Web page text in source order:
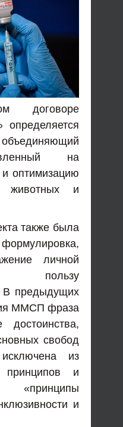
договоре
определяется
объединяющий
на
оптимизацию
животных и
также была
личной
пользу
В предыдущих
ММСП фраза
достоинства,
свобод
из
принципов и
и